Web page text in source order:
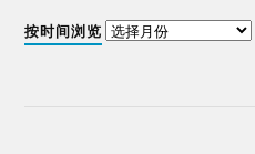
按时间浏览